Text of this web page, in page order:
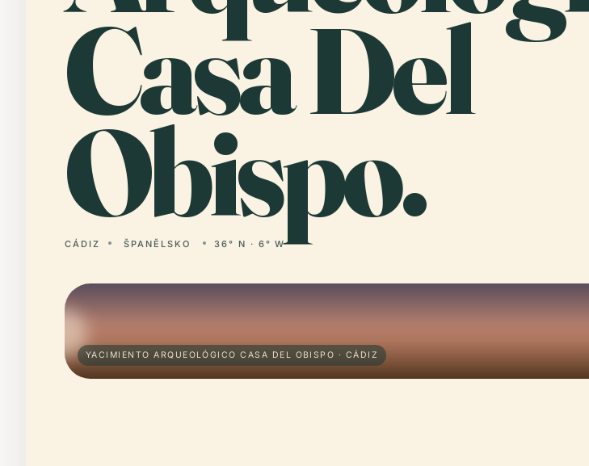
Casa Del
Obispo.
CÁDIZ ŠPANĚLSKO 36° N · 6° W
YACIMIENTO ARQUEOLÓGICO CASA DEL OBISPO · CÁDIZ